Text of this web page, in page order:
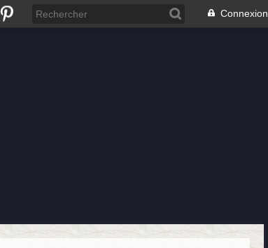
Connexion